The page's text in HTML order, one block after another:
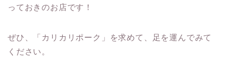
っておきのお店です！
ぜひ、「カリカリポーク」を求めて、足を運んでみて
ください。